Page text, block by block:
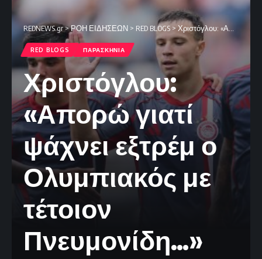
REDNEWS.gr>ΡΟΗ ΕΙΔΗΣΕΩΝ > RED BLOGS >Χριστόγλου: «Απορώ γιατί ψάχνει εξτρέμ ο Ολυμπιακός με τέτοιον Πνευμονίδη…»
RED BLOGS ΠΑΡΑΣΚΗΝΙΑ
Χριστόγλου:
«Απορώ γιατί
ψάχνει εξτρέμ ο
Ολυμπιακός με
τέτοιον
Πνευμονίδη…»